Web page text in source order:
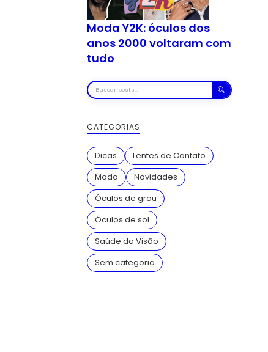
Moda Y2K: óculos dos
anos 2000 voltaram com
tudo
Buscar
posts
CATEGORIAS
Dicas
Lentes de Contato
Moda
Novidades
Óculos de grau
Óculos de sol
Saúde da Visão
Sem categoria